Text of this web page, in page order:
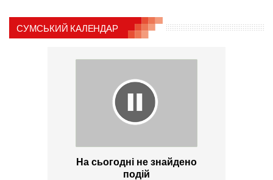
СУМСЬКИЙ КАЛЕНДАР
На сьогодні не знайдено
подій